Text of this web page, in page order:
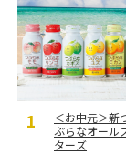
＜お中元＞新
ぶらなオール
ターズ